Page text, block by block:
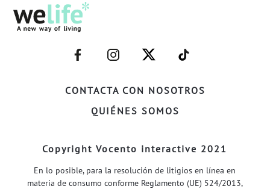
CONTACTA CON NOSOTROS
QUIÉNES SOMOS
–
FACEBOOK–
–
INSTAGRAM–
–
TWITTER–
–
WELIFE–
Copyright Vocento interactive 2021
En lo posible, para la resolución de litigios en línea en
materia de consumo conforme Reglamento (UE) 524/2013,